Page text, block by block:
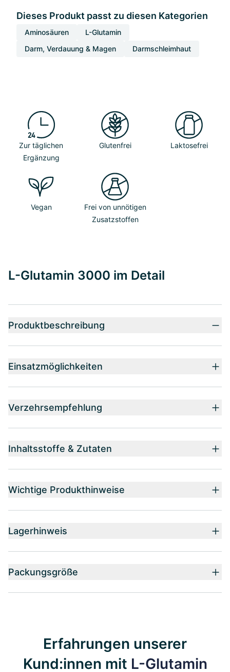
Dieses Produkt passt zu diesen Kategorien
Aminosäuren
L-Glutamin
Darm, Verdauung & Magen
Darmschleimhaut
Zur täglichen
Ergänzung
Glutenfrei Laktosefrei
Vegan
Frei von unnötigen
Zusatzstoffen
L-Glutamin 3000 im Detail
Produktbeschreibung
Einsatzmöglichkeiten
Verzehrsempfehlung
Inhaltsstoffe & Zutaten
Wichtige Produkthinweise
Lagerhinweis
Packungsgröße
Erfahrungen unserer
Kund:innen mit L-Glutamin